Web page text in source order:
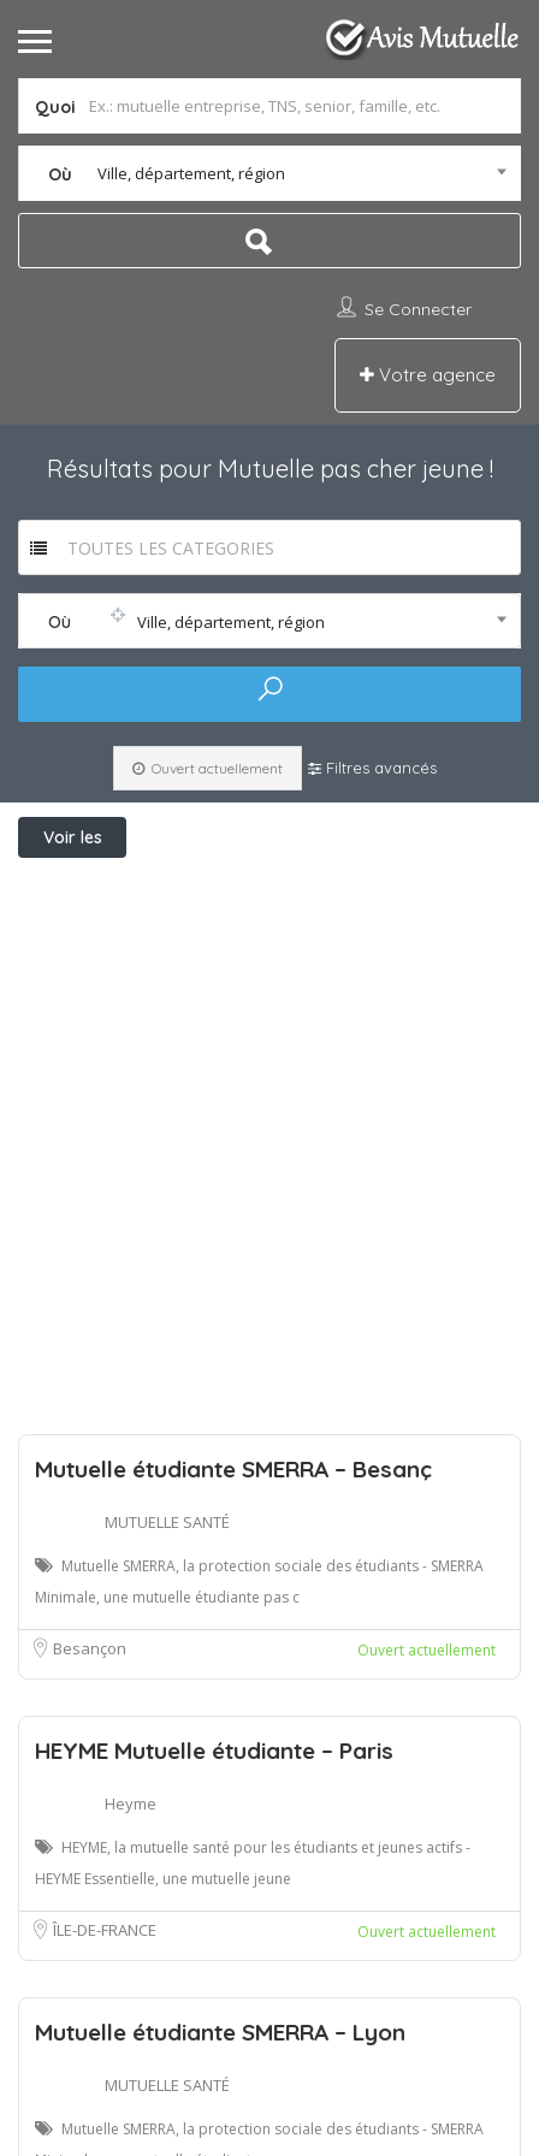
Quoi
Où Ville, département, région
Se Connecter
Votre agence
Résultats pour Mutuelle pas cher jeune!
TOUTES LES CATEGORIES
Où Ville, département, région
Ouvert actuellement Filtres avancés
Voir les
Mutuelle étudiante SMERRA – Besanç
MUTUELLE SANTÉ
Mutuelle SMERRA, la protection sociale des étudiants - SMERRA
Minimale, une mutuelle étudiante pas c
Besançon Ouvert actuellement
HEYME Mutuelle étudiante – Paris
Heyme
HEYME, la mutuelle santé pour les étudiants et jeunes actifs -
HEYME Essentielle, une mutuelle jeune
ÎLE-DE-FRANCE Ouvert actuellement
Mutuelle étudiante SMERRA – Lyon
MUTUELLE SANTÉ
Mutuelle SMERRA, la protection sociale des étudiants - SMERRA